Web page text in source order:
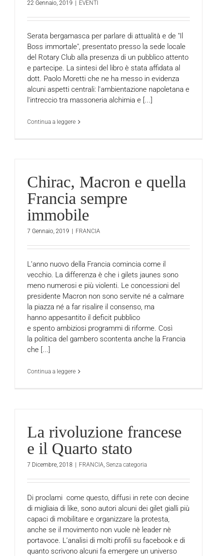
22 Gennaio, 2019 | EVENTI
Serata bergamasca per parlare di attualità e de "Il
Boss immortale", presentato presso la sede locale
del Rotary Club alla presenza di un pubblico attento
e partecipe. La sintesi del libro è stata affidata al
dott. Paolo Moretti che ne ha messo in evidenza
alcuni aspetti centrali: l'ambientazione napoletana e
l'intreccio tra massoneria alchimia e [...]
Continua a leggere
Chirac, Macron e quella
Francia sempre
immobile
7 Gennaio, 2019 | FRANCIA
L’anno nuovo della Francia comincia come il
vecchio. La differenza è che i gilets jaunes sono
meno numerosi e più violenti. Le concessioni del
presidente Macron non sono servite né a calmare
la piazza né a far risalire il consenso, ma
hanno appesantito il deficit pubblico
e spento ambiziosi programmi di riforme. Così
la politica del gambero scontenta anche la Francia
che [...]
Continua a leggere
La rivoluzione francese
e il Quarto stato
7 Dicembre, 2018 | FRANCIA Senza categoria
Di proclami come questo, diffusi in rete con decine
di migliaia di like, sono autori alcuni dei gilet gialli più
capaci di mobilitare e organizzare la protesta,
anche se il movimento non vuole nè leader nè
portavoce. L’analisi di molti profili su facebook e di
quanto scrivono alcuni fa emergere un universo